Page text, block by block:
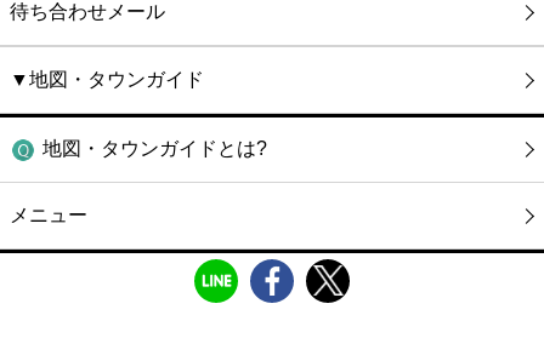
待ち合わせメール
▼地図・タウンガイド
地図・タウンガイドとは?
メニュー